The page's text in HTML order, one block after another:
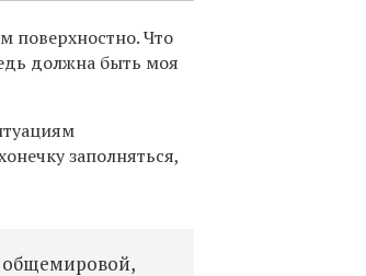
поверхностно. Что
должна быть моя
заполняться,
общемировой,